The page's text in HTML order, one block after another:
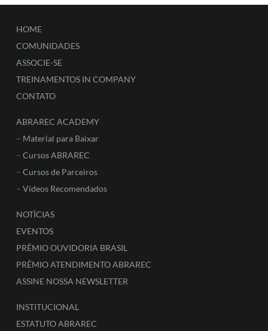
HOME
COMUNIDADES
ASSOCIE-SE
TREINAMENTOS IN COMPANY
CONTATO
ABRAREC ACADEMY
– Material para Baixar
– Cursos ABRAREC
– Cursos de Parceiros
– Vídeos Recomendados
NOTÍCIAS
EVENTOS
PRÊMIO OUVIDORIA BRASIL
PRÊMIO ATENDIMENTO ABRAREC
ASSINE NOSSA NEWSLETTER
INSTITUCIONAL
ESTATUTO ABRAREC